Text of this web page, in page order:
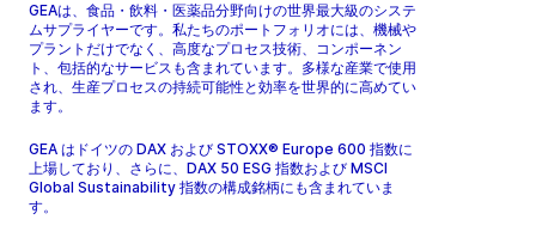
GEAは、食品・飲料・医薬品分野向けの世界最大級のシステ
ムサプライヤーです。私たちのポートフォリオには、機械や
プラントだけでなく、高度なプロセス技術、コンポーネン
ト、包括的なサービスも含まれています。多様な産業で使用
され、生産プロセスの持続可能性と効率を世界的に高めてい
ます。
GEA はドイツの DAX および STOXX® Europe 600 指数に
上場しており、さらに、DAX 50 ESG 指数および MSCI
Global Sustainability 指数の構成銘柄にも含まれていま
す。